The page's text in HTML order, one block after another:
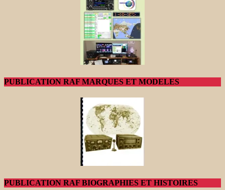
PUBLICATION RAF MARQUES ET MODELES
PUBLICATION RAF BIOGRAPHIES ET HISTOIRES